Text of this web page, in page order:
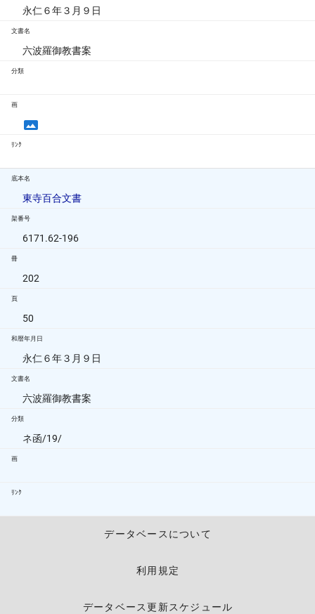
永仁６年３月９日
文書名
六波羅御教書案
分類
画
ﾘﾝｸ
底本名
東寺百合文書
架番号
6171.62-196
冊
202
頁
50
和暦年月日
永仁６年３月９日
文書名
六波羅御教書案
分類
ネ函/19/
画
ﾘﾝｸ
データベースについて
利用規定
データベース更新スケジュール